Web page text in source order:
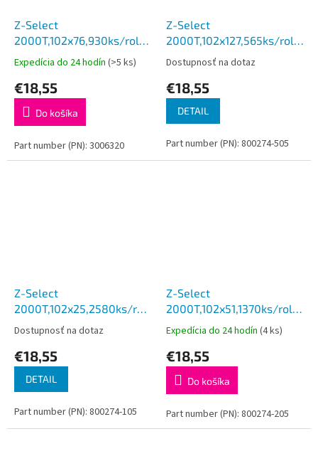
Z-Select
2000T,102x76,930ks/rola
12ks=balenie
Expedícia do 24 hodín (>5 ks)
€18,55
Do košíka
Part number (PN): 3006320
Z-Select
2000T,102x127,565ks/rola
12ks=balenie)
Dostupnosť na dotaz
€18,55
DETAIL
Part number (PN): 800274-505
Z-Select
2000T,102x25,2580ks/rola
12ks=balenie)
Dostupnosť na dotaz
€18,55
DETAIL
Part number (PN): 800274-105
Z-Select
2000T,102x51,1370ks/rola
12ks=balenie)
Expedícia do 24 hodín (4 ks)
€18,55
Do košíka
Part number (PN): 800274-205